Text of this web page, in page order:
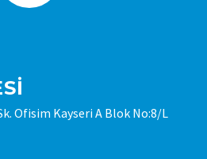
Ofisim Kayseri A Blok No:8/L